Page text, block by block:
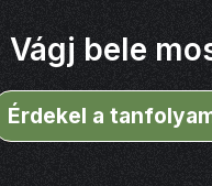
Vágj bele
Érdekel a